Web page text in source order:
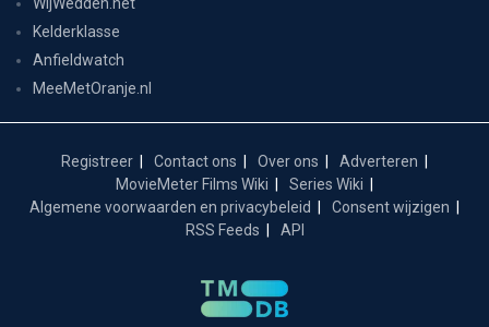
Kelderklasse
Anfieldwatch
MeeMetOranje.nl
Registreer Contact ons Over ons
Adverteren
MovieMeter Films Wiki
Series Wiki
Algemene voorwaarden en privacybeleid
Consent wijzigen
RSS Feeds
API